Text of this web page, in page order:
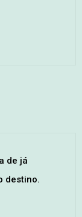
de já
destino.